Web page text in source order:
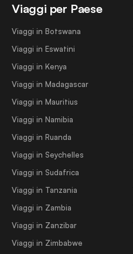
Viaggi per Paese
Viaggi in Botswana
Viaggi in Eswatini
Viaggi in Kenya
Viaggi in Madagascar
Viaggi in Mauritius
Viaggi in Namibia
Viaggi in Ruanda
Viaggi in Seychelles
Viaggi in Sudafrica
Viaggi in Tanzania
Viaggi in Zambia
Viaggi in Zanzibar
Viaggi in Zimbabwe